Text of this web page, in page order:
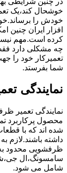
خوشحال کند،یک
خودش را
افزار ایران چنین
کرده است.مهم
چه مشکلی دارد
تعمیرکار خود را
شما بفرستد.
نمایندگی
نمایندگی تعمیر
محصول پرکاربرد
شده اند که با
داشته باشند.لازم
ظرفشویی محدود
سامسونگ،ال
شامل می شود.